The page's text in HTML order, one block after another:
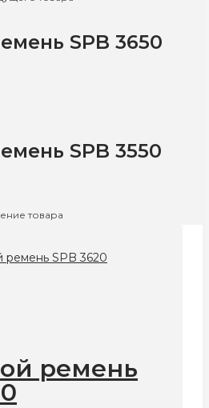
SPB 3650
SPB 3550
ремень